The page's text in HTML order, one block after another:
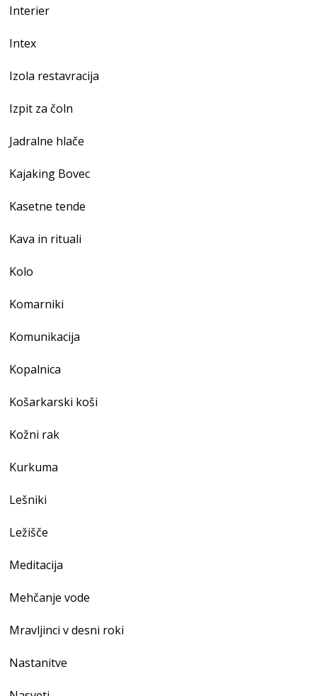
Interier
Intex
Izola restavracija
Izpit za čoln
Jadralne hlače
Kajaking Bovec
Kasetne tende
Kava in rituali
Kolo
Komarniki
Komunikacija
Kopalnica
Košarkarski koši
Kožni rak
Kurkuma
Lešniki
Ležišče
Meditacija
Mehčanje vode
Mravljinci v desni roki
Nastanitve